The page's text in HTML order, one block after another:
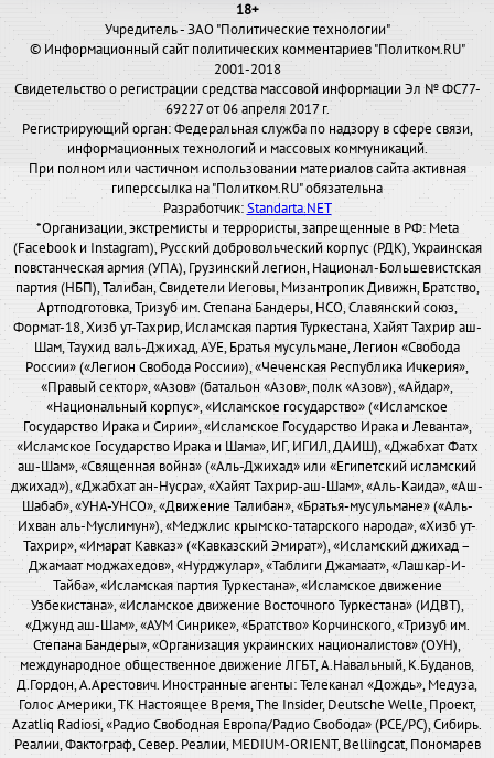
18+
Учредитель - ЗАО "Политические технологии"
© Информационный сайт политических комментариев "Политком.RU"
2001-2018
Свидетельство о регистрации средства массовой информации Эл № ФС77-
69227 от 06 апреля 2017 г.
Регистрирующий орган: Федеральная служба по надзору в сфере связи,
информационных технологий и массовых коммуникаций.
При полном или частичном использовании материалов сайта активная
гиперссылка на "Политком.RU" обязательна
Разработчик:Standarta.NET
*Организации, экстремисты и террористы, запрещенные в РФ: Meta
(Facebook и Instagram), Русский добровольческий корпус (РДК), Украинская
повстанческая армия (УПА), Грузинский легион, Национал-Большевистская
партия (НБП), Талибан, Свидетели Иеговы, Мизантропик Дивижн, Братство,
Артподготовка, Тризуб им. Степана Бандеры, НСО, Славянский союз,
Формат-18, Хизб ут-Тахрир, Исламская партия Туркестана, Хайят Тахрир аш-
Шам, Таухид валь-Джихад, АУЕ, Братья мусульмане, Легион «Свобода
России» («Легион Свобода России»), «Чеченская Республика Ичкерия»,
«Правый сектор», «Азов» (батальон «Азов», полк «Азов»), «Айдар»,
«Национальный корпус», «Исламское государство» («Исламское
Государство Ирака и Сирии», «Исламское Государство Ирака и Леванта»,
«Исламское Государство Ирака и Шама», ИГ, ИГИЛ, ДАИШ), «Джабхат Фатх
аш-Шам», «Священная война» («Аль-Джихад» или «Египетский исламский
джихад»), «Джабхат ан-Нусра», «Хайят Тахрир-аш-Шам», «Аль-Каида», «Аш-
Шабаб», «УНА-УНСО», «Движение Талибан», «Братья-мусульмане» («Аль-
Ихван аль-Муслимун»), «Меджлис крымско-татарского народа», «Хизб ут-
Тахрир», «Имарат Кавказ» («Кавказский Эмират»), «Исламский джихад –
Джамаат моджахедов», «Нурджулар», «Таблиги Джамаат», «Лашкар-И-
Тайба», «Исламская партия Туркестана», «Исламское движение
Узбекистана», «Исламское движение Восточного Туркестана» (ИДВТ),
«Джунд аш-Шам», «АУМ Синрике», «Братство» Корчинского, «Тризуб им.
Степана Бандеры», «Организация украинских националистов» (ОУН),
международное общественное движение ЛГБТ, А.Навальный, К.Буданов,
Д.Гордон, А.Арестович. Иностранные агенты: Телеканал «Дождь», Медуза,
Голос Америки, ТК Настоящее Время, The Insider, Deutsche Welle, Проект,
Azatliq Radiosi, «Радио Свободная Европа/Радио Свобода» (PCE/PC), Сибирь.
Реалии, Фактограф, Север. Реалии, MEDIUM-ORIENT, Bellingcat, Пономарев